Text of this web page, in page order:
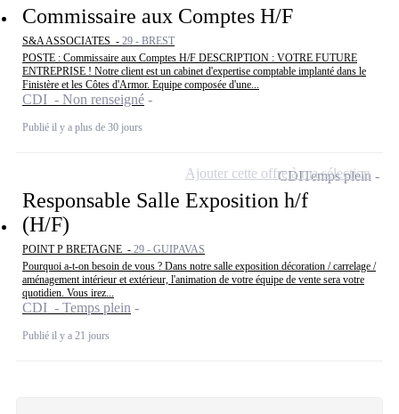
Commissaire aux Comptes H/F
S&A ASSOCIATES - 29 - BREST
POSTE : Commissaire aux Comptes H/F DESCRIPTION : VOTRE FUTURE
ENTREPRISE ! Notre client est un cabinet d'expertise comptable implanté dans le
Finistère et les Côtes d'Armor. Equipe composée d'une...
CDI - Non renseigné
Publié il y a plus de 30 jours
Responsable Salle Exposition h/f
(H/F)
POINT P BRETAGNE - 29 - GUIPAVAS
Pourquoi a-t-on besoin de vous ? Dans notre salle exposition décoration / carrelage /
aménagement intérieur et extérieur, l'animation de votre équipe de vente sera votre
quotidien. Vous irez...
CDI - Temps plein
Publié il y a 21 jours
CDITemps plein
Ajouter cette offre à ma sélection